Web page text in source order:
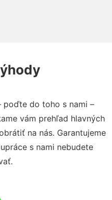
do toho s nami –
vám prehľad hlavných
na nás. Garantujeme
s nami nebudete